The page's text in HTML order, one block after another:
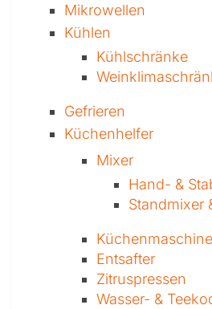
Mikrowellen
Kühlen
Kühl­schränke
Gefrieren
Küchenhelfer
Mixer
Hand- &
Stand­mixer
Entsafter
Zitruspressen
Wasser-­ &